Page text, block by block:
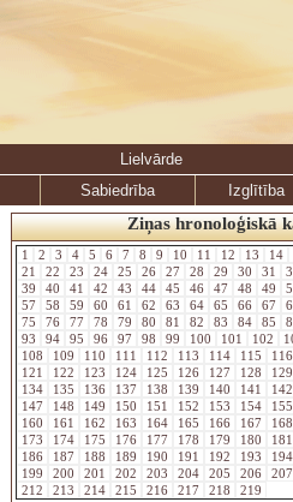
Lielvārde
Sabiedrība
Izglītība
Ziņas hronoloģiskā
1 2 3 4 5 6 7 8 9 10 11 12 13 14
21
22 23 24 25 26 27 28 29 30 31
39
40 41 42 43 44 45 46 47 48 49
57
58 59 60 61 62 63 64 65 66 67
75
76 77 78 79 80 81 82 83 84 85
93
94 95 96 97 98 99 100 101 102
108
109 110 111 112 113 114 115
121
122 123 124 125 126 127 128
134
135 136 137 138 139 140 141
147
148 149 150 151 152 153 154
160
161 162 163 164 165 166 167
173
174 175 176 177 178 179 180
186
187 188 189 190 191 192 193
199
200 201 202 203 204 205 206
212
213 214 215 216 217 218 219